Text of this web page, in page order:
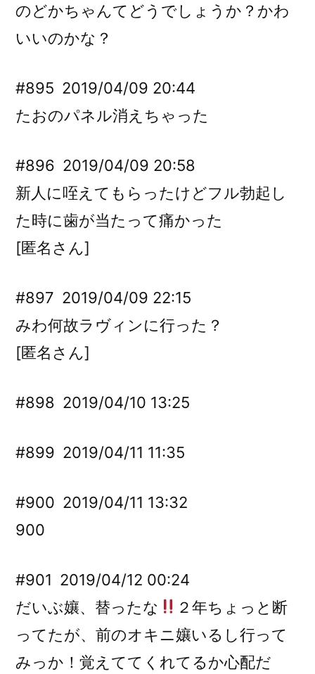
のどかちゃんてどうでしょうか？かわ
いいのかな？
#895 2019/04/09 20:44
たおのパネル消えちゃった
#896 2019/04/09 20:58
新人に咥えてもらったけどフル勃起し
た時に歯が当たって痛かった
[匿名さん]
#897 2019/04/09 22:15
みわ何故ラヴィンに行った？
[匿名さん]
#898 2019/04/10 13:25
#899 2019/04/11 11:35
#900 2019/04/11 13:32
900
#901 2019/04/12 00:24
だいぶ孃、替ったな
２年ちょっと断
ってたが、前のオキニ孃いるし行って
みっか！覚えててくれてるか心配だ